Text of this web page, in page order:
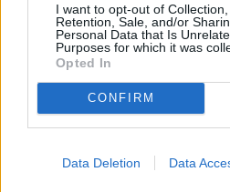
I want to opt-out of Collection,
Retention, Sale, and/or
Personal Data that Is
Purposes for which it was
Opted In
CONFIRM
Data Deletion Data
Δανάη